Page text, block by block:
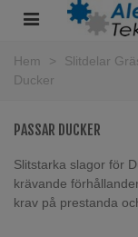
Hem > Slitdelar
Ducker
PASSAR DUCKER
Slitstarka slagor för
krävande
krav på prestanda